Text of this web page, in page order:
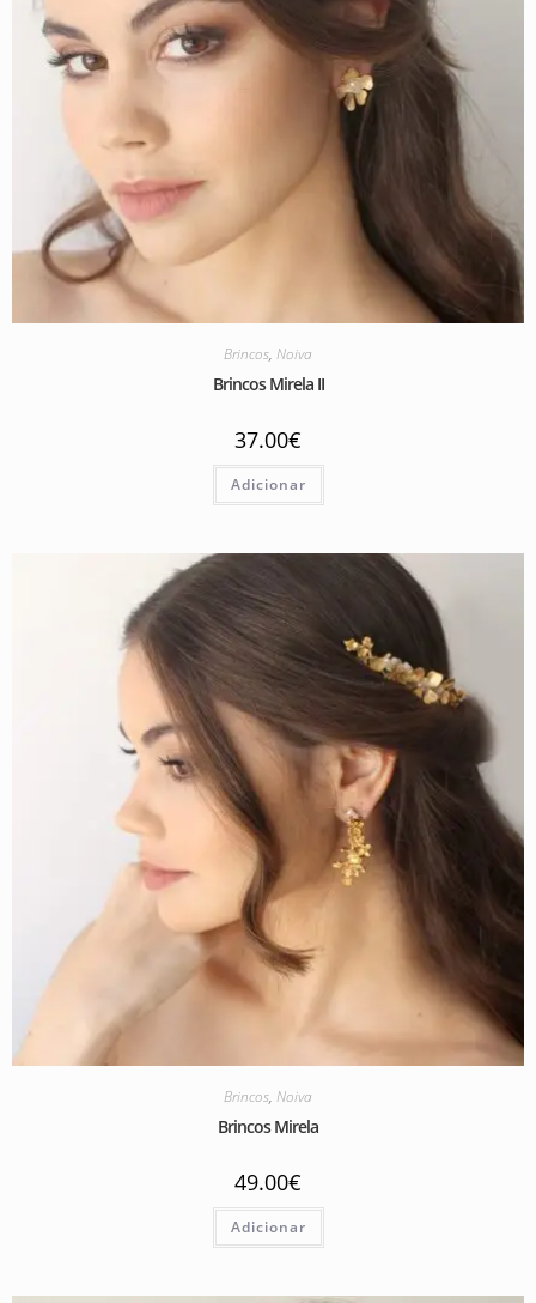
Brincos, Noiva
Brincos Mirela II
37.00€
Adicionar
Brincos, Noiva
Brincos Mirela
49.00€
Adicionar